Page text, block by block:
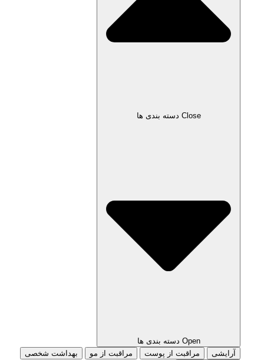
Close دسته بندی ها
Open دسته بندی ها
آرایشی
مراقبت از پوست مراقبت از مو
بهداشت شخصی